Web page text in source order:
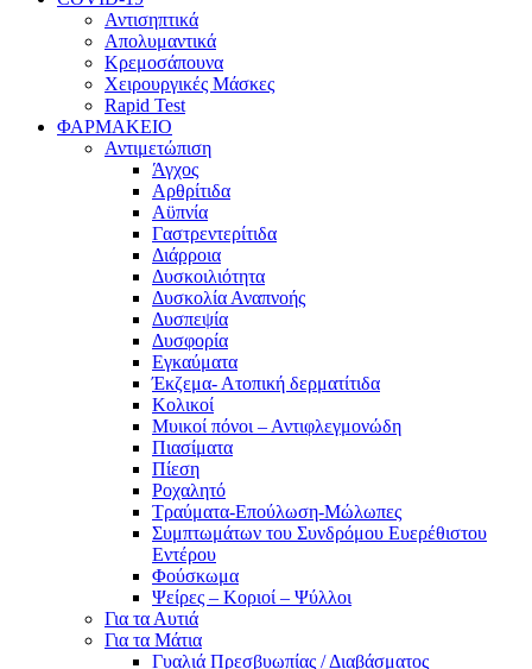
Αντισηπτικά
Απολυμαντικά
Κρεμοσάπουνα
Χειρουργικές Μάσκες
Rapid Test
ΦΑΡΜΑΚΕΙΟ
Αντιμετώπιση
Άγχος
Αρθρίτιδα
Αϋπνία
Γαστρεντερίτιδα
Διάρροια
Δυσκοιλιότητα
Δυσκολία Αναπνοής
Δυσπεψία
Δυσφορία
Εγκαύματα
Έκζεμα- Ατοπική δερματίτιδα
Κολικοί
Μυικοί πόνοι – Αντιφλεγμονώδη
Πιασίματα
Πίεση
Ροχαλητό
Τραύματα-Επούλωση-Μώλωπες
Συμπτωμάτων του Συνδρόμου Ευερέθιστου
Εντέρου
Φούσκωμα
Ψείρες – Κοριοί – Ψύλλοι
Για τα Αυτιά
Για τα Μάτια
Γυαλιά Πρεσβυωπίας / Διαβάσματος